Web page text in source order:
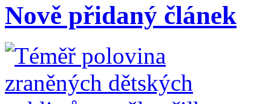
Nově přidaný článek